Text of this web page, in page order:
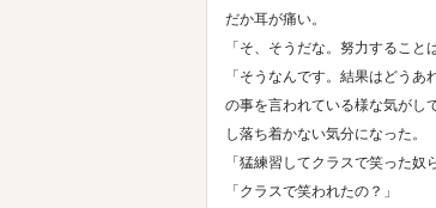
だか耳が痛い。
「そ、そうだな。努力すること
「そうなんです。結果はどう
の事を言われている様な気がし
し落ち着かない気分になった。
「猛練習してクラスで笑った奴
「クラスで笑われたの？」